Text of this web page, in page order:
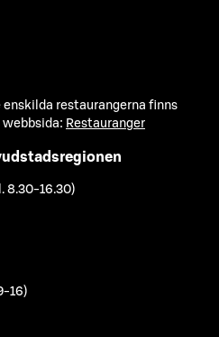
restaurangerna finns
webbsida: Restauranger
8.30-16.30)
16)